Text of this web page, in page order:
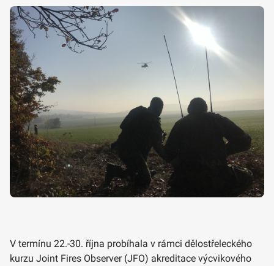
V termínu 22.-30. října probíhala v rámci dělostřeleckého
kurzu Joint Fires Observer (JFO) akreditace výcvikového